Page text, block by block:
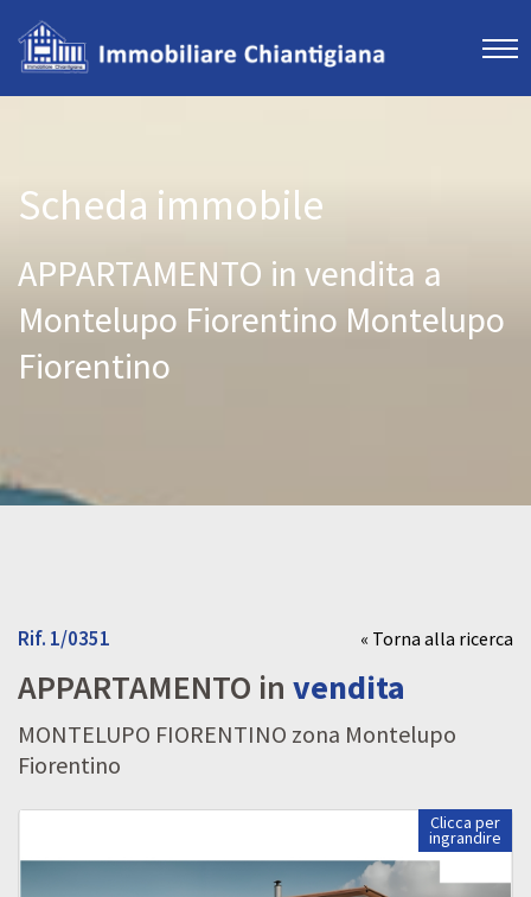
Scheda immobile
APPARTAMENTO in vendita a
Montelupo Fiorentino Montelupo
Fiorentino
« Torna alla ricerca
Rif. 1/0351
APPARTAMENTO in vendita
MONTELUPO FIORENTINO zona Montelupo
Fiorentino
Clicca per
ingrandire